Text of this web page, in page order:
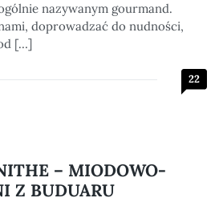
nazywanym gourmand.
doprowadzać do nudności,
[…]
22
– MIODOWO-
Z BUDUARU